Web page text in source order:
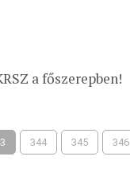
a főszerepben!
344 345 346